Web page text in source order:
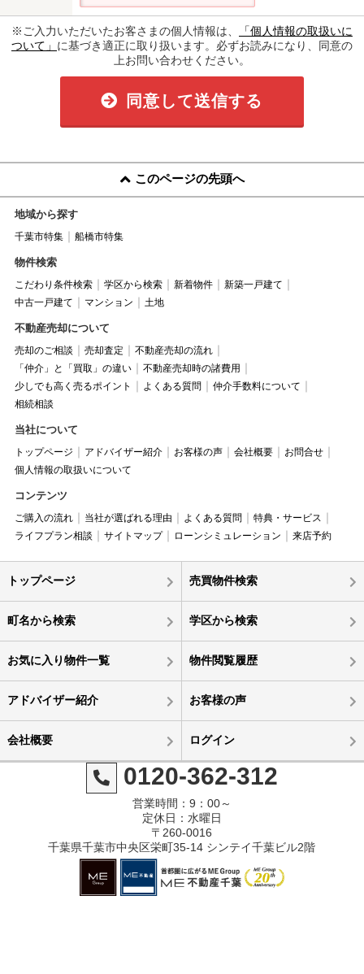
※ご入力いただいたお客さまの個人情報は、
「個人情報の取扱いに
ついて」 に基づき適正に取り扱います。必ずお読みになり、同意の
上お問い合わせください。
同意して送信する
このページの先頭へ
地域から探す
千葉市特集 船橋市特集
物件検索
こだわり条件検索 学区から検索 新着物件
新築一戸建て
中古一戸建て
マンション 土地
不動産売却について
売却のご相談 売却査定
不動産売却の流れ
「仲介」と「買取」の違い
不動産売却時の諸費用
少しでも高く売るポイント
よくある質問
仲介手数料について
相続相談
当社について
トップページ アドバイザー紹介 お客様の声 会社概要
お問合せ
個人情報の取扱いについて
コンテンツ
ご購入の流れ 当社が選ばれる理由 よくある質問
特典・サービス
ライフプラン相談
サイトマップ ローンシミュレーション 来店予約
トップページ 売買物件検索
町名から検索 学区から検索
お気に入り物件一覧 物件閲覧履歴
アドバイザー紹介 お客様の声
会社概要 ログイン
0120-362-312
営業時間：9：00～
定休日：水曜日
〒260-0016
千葉県千葉市中央区栄町35-14 シンテイ千葉ビル2階